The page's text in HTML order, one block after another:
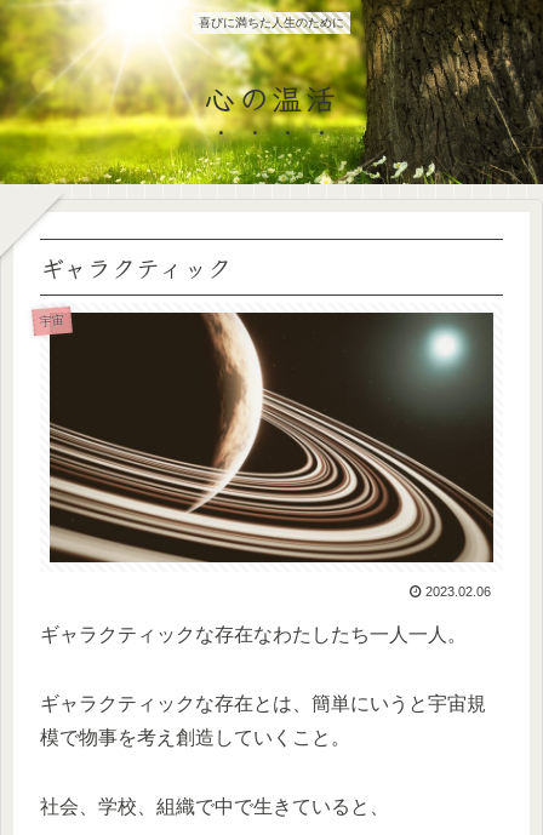
喜びに満ちた人生のために
心の温活
ギャラクティック
宇宙
2023.02.06
ギャラクティックな存在なわたしたち一人一人。
ギャラクティックな存在とは、簡単にいうと宇宙規
模で物事を考え創造していくこと。
社会、学校、組織で中で生きていると、